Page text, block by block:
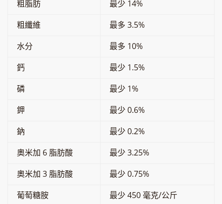
粗脂肪
最少 14%
粗纖維
最多 3.5%
水分
最多 10%
鈣
最少 1.5%
磷
最少 1%
鉀
最少 0.6%
鈉
最少 0.2%
奧米加 6 脂肪酸
最少 3.25%
奧米加 3 脂肪酸
最少 0.75%
葡萄糖胺
最少 450 毫克/公斤